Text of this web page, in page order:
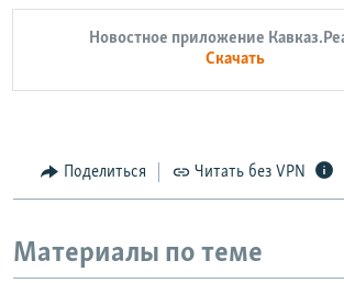
Новостное приложение
Скачать
Поделиться Читать без VPN
Материалы по теме